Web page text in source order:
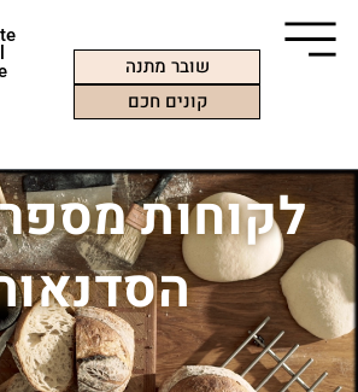
לתוכן
שובר מתנה
קונים חכם
לקוחות